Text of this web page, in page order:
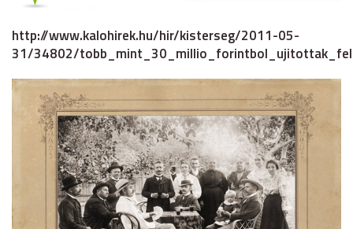
http://www.kalohirek.hu/hir/kisterseg/2011-05-
31/34802/